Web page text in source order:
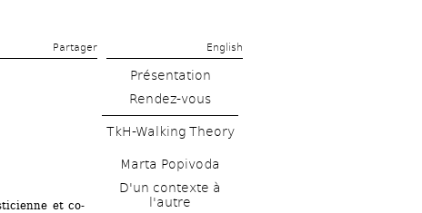
Partager English
et co-
Présentation
Rendez-vous
TkH-Walking Theory
Marta Popivoda
D'un contexte à
l'autre